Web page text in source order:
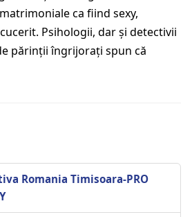
ca fiind sexy,
Psihologii, dar şi detectivii
părinţii îngrijoraţi spun că
Romania Timisoara-PRO